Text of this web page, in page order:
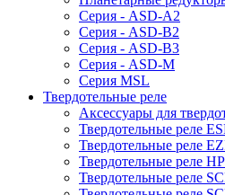
Серия - ASD-A2
Серия - ASD-B2
Серия - ASD-B3
Серия - ASD-M
Серия MSL
Твердотельные реле
Аксессуары для
Твердотельные реле
Твердотельные реле
Твердотельные реле
Твердотельные реле